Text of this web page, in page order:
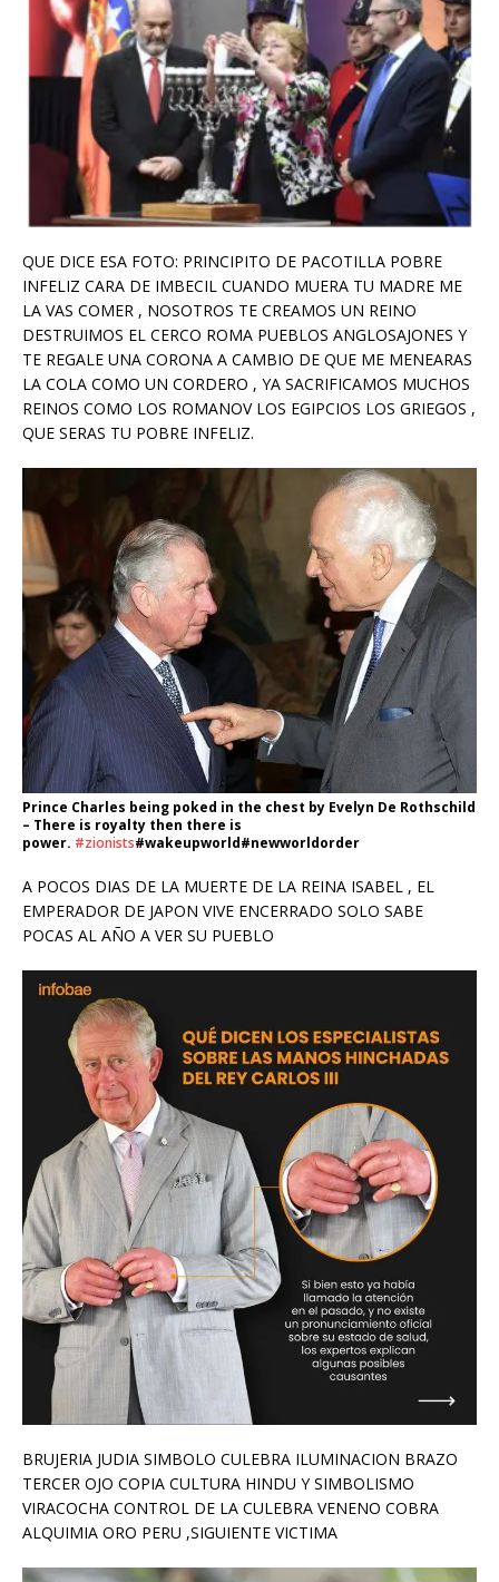
QUE DICE ESA FOTO: PRINCIPITO DE PACOTILLA POBRE
INFELIZ CARA DE IMBECIL CUANDO MUERA TU MADRE ME
LA VAS COMER , NOSOTROS TE CREAMOS UN REINO
DESTRUIMOS EL CERCO ROMA PUEBLOS ANGLOSAJONES Y
TE REGALE UNA CORONA A CAMBIO DE QUE ME MENEARAS
LA COLA COMO UN CORDERO , YA SACRIFICAMOS MUCHOS
REINOS COMO LOS ROMANOV LOS EGIPCIOS LOS GRIEGOS ,
QUE SERAS TU POBRE INFELIZ.
Prince Charles being poked in the chest by Evelyn De Rothschild
– There is royalty then there is
power. #zionists#wakeupworld#newworldorder
A POCOS DIAS DE LA MUERTE DE LA REINA ISABEL , EL
EMPERADOR DE JAPON VIVE ENCERRADO SOLO SABE
POCAS AL AÑO A VER SU PUEBLO
BRUJERIA JUDIA SIMBOLO CULEBRA ILUMINACION BRAZO
TERCER OJO COPIA CULTURA HINDU Y SIMBOLISMO
VIRACOCHA CONTROL DE LA CULEBRA VENENO COBRA
ALQUIMIA ORO PERU ,SIGUIENTE VICTIMA